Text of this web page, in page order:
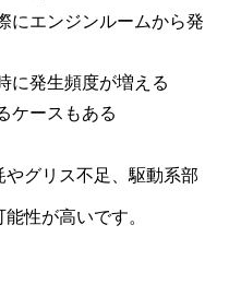
にエンジンルームから発
に発生頻度が増える
ケースもある
グリス不足、駆動系部
性が高いです。